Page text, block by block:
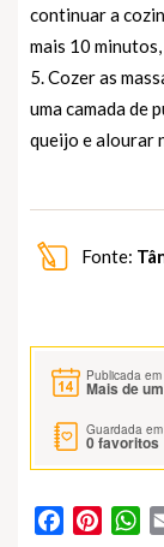
continuar a
mais 10
5. Cozer as
uma camada de
queijo e alourar
Fonte:
Publicada em
Mais de
Guardada em
0favoritos
Facebook